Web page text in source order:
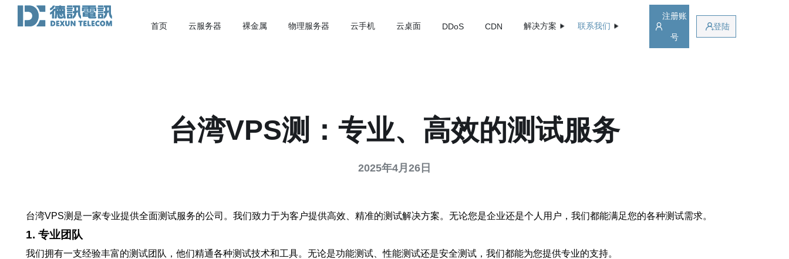
首页 云服务器 裸金属 物理服务器 云手机 云桌面 DDoS CDN 解决方案 联系我们
注册账
号
登陆
台湾VPS测：专业、高效的测试服务
2025年4月26日
台湾VPS测是一家专业提供全面测试服务的公司。我们致力于为客户提供高效、精准的测试解决方案。无论您是企业还是个人用户，我们都能满足您的各种测试需求。
1. 专业团队
我们拥有一支经验丰富的测试团队，他们精通各种测试技术和工具。无论是功能测试、性能测试还是安全测试，我们都能为您提供专业的支持。